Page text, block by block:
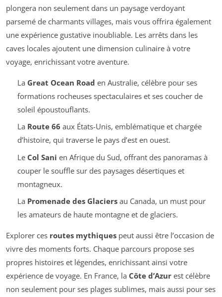
plongera non seulement dans un paysage verdoyant
parsemé de charmants villages, mais vous offrira également
une expérience gustative inoubliable. Les arrêts dans les
caves locales ajoutent une dimension culinaire à votre
voyage, enrichissant votre aventure.
La Great Ocean Road en Australie, célèbre pour ses
formations rocheuses spectaculaires et ses coucher de
soleil époustouflants.
La Route 66 aux États-Unis, emblématique et chargée
d’histoire, qui traverse le pays d’est en ouest.
Le Col Sani en Afrique du Sud, offrant des panoramas à
couper le souffle sur des paysages désertiques et
montagneux.
La Promenade des Glaciersau Canada, un must pour
les amateurs de haute montagne et de glaciers.
Explorer ces routes mythiques peut aussi être l’occasion de
vivre des moments forts. Chaque parcours propose ses
propres histoires et légendes, enrichissant ainsi votre
expérience de voyage. En France, la Côte d’Azur est célèbre
non seulement pour ses plages sublimes, mais aussi pour ses